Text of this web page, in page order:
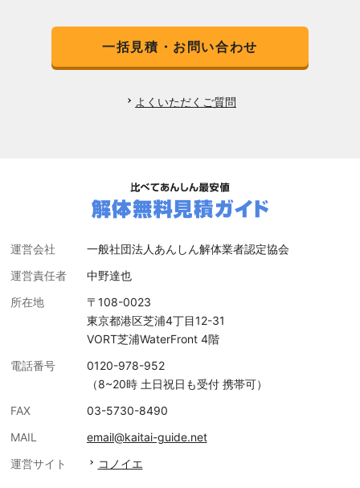
一括見積・お問い合わせ
よくいただくご質問
運営会社
一般社団法人あんしん解体業者認定協会
運営責任者
中野達也
所在地
〒108-0023
東京都港区芝浦4丁目12-31
VORT芝浦WaterFront 4階
電話番号
0120-978-952
（8~20時 土日祝日も受付 携帯可）
FAX
03-5730-8490
MAIL
email@kaitai-guide.net
運営サイト
コノイエ